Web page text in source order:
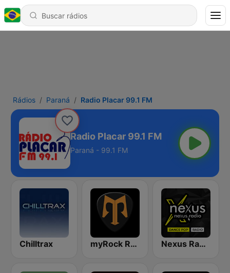
Rádios Paraná Radio Placar 99.1 FM
Radio Placar 99.1 FM
Paraná - 99.1 FM
Chilltrax myRock Radio Nexus Radio Dance